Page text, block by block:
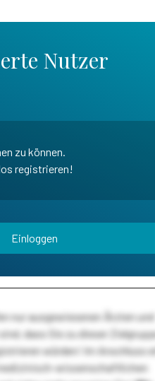
Nutzer
zu können.
registrieren!
Einloggen
nur ausgewiesenen Ärzten und
dass Sie zu dieser
würden! Im Anschluss
wissenschaftlichen